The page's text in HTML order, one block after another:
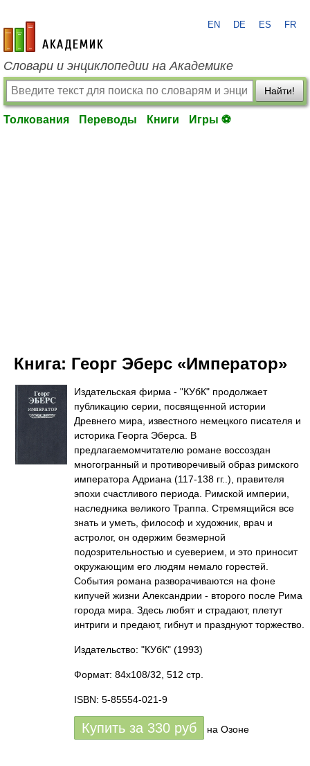
academic.ru
EN DE ES FR
Словари и энциклопедии на Академике
Найти!
Толкования Переводы Книги Игры ⚽
Книга: Георг Эберс «Император»
Издательская фирма - "КУбК" продолжает
публикацию серии, посвященной истории
Древнего мира, известного немецкого писателя и
историка Георга Эберса. В
предлагаемомчитателю романе воссоздан
многогранный и противоречивый образ римского
императора Адриана (117-138 гг..), правителя
эпохи счастливого периода. Римской империи,
наследника великого Траппа. Стремящийся все
знать и уметь, философ и художник, врач и
астролог, он одержим безмерной
подозрительностью и суеверием, и это приносит
окружающим его людям немало горестей.
События романа разворачиваются на фоне
кипучей жизни Александрии - второго после Рима
города мира. Здесь любят и страдают, плетут
интриги и предают, гибнут и празднуют торжество.
Издательство: "КУбК" (1993)
Формат: 84x108/32, 512 стр.
ISBN: 5-85554-021-9
Купить за 330 руб на Озоне